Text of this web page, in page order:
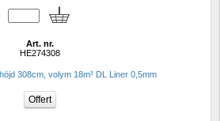
Art. nr.
HE274308
308cm, volym 18m³ DL Liner 0,5mm